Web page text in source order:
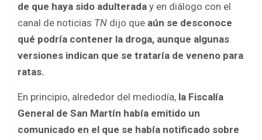
de que haya sido adulterada y en diálogo con el
canal de noticias TN dijo que aún se desconoce
qué podría contener la droga, aunque algunas
versiones indican que se trataría de veneno para
ratas.
En principio, alrededor del mediodía, la Fiscalía
General de San Martín había emitido un
comunicado en el que se había notificado sobre